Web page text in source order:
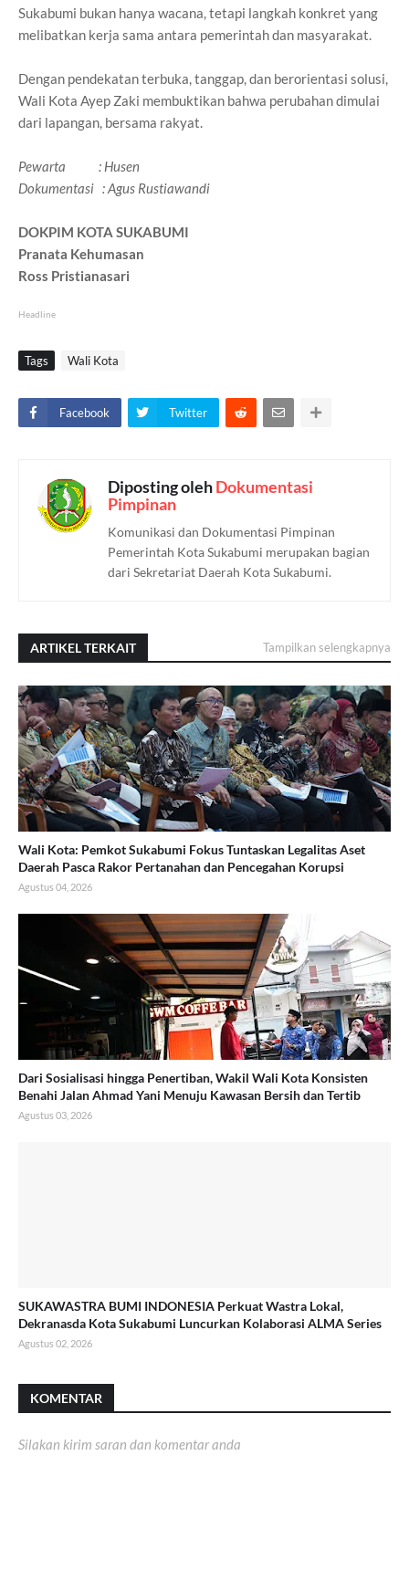
Sukabumi bukan hanya wacana, tetapi langkah konkret yang
melibatkan kerja sama antara pemerintah dan masyarakat.
Dengan pendekatan terbuka, tanggap, dan berorientasi solusi,
Wali Kota Ayep Zaki membuktikan bahwa perubahan dimulai
dari lapangan, bersama rakyat.
Pewarta : Husen
Dokumentasi : Agus Rustiawandi
DOKPIM KOTA SUKABUMI
Pranata Kehumasan
Ross Pristianasari
Headline
Tags Wali Kota
Facebook Twitter
Diposting olehDokumentasi
Pimpinan
Komunikasi dan Dokumentasi Pimpinan
Pemerintah Kota Sukabumi merupakan bagian
dari Sekretariat Daerah Kota Sukabumi.
ARTIKEL TERKAIT Tampilkan selengkapnya
Wali Kota: Pemkot Sukabumi Fokus Tuntaskan Legalitas Aset
Daerah Pasca Rakor Pertanahan dan Pencegahan Korupsi
Agustus 04, 2026
Dari Sosialisasi hingga Penertiban, Wakil Wali Kota Konsisten
Benahi Jalan Ahmad Yani Menuju Kawasan Bersih dan Tertib
Agustus 03, 2026
SUKAWASTRA BUMI INDONESIA Perkuat Wastra Lokal,
Dekranasda Kota Sukabumi Luncurkan Kolaborasi ALMA Series
Agustus 02, 2026
KOMENTAR
Silakan kirim saran dan komentar anda